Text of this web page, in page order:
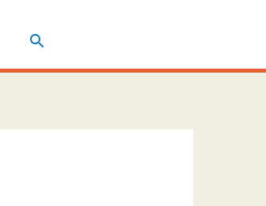
Search